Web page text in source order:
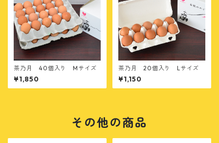
茶乃月 40個入り Mサイズ
¥1,850
茶乃月 20個入り Lサイズ
¥1,150
その他の商品